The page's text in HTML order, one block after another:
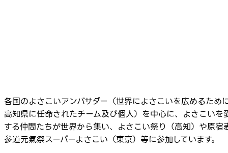
各国のよさこいアンバサダー（世界によさこいを広めるため
高知県に任命されたチーム及び個人）を中心に、よさこいを
する仲間たちが世界から集い、よさこい祭り（高知）や原宿
参道元氣祭スーパーよさこい（東京）等に参加しています。